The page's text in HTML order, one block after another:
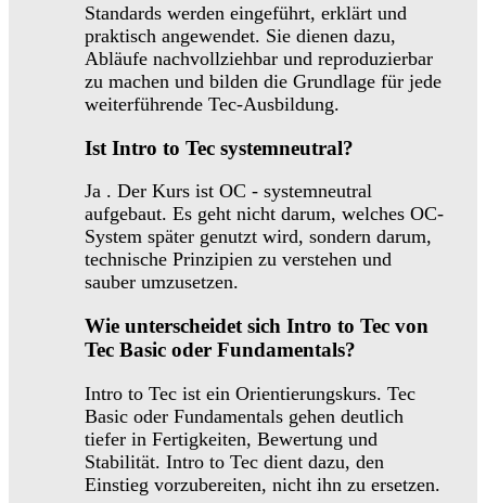
Standards werden eingeführt, erklärt und
praktisch angewendet. Sie dienen dazu,
Abläufe nachvollziehbar und reproduzierbar
zu machen und bilden die Grundlage für jede
weiterführende Tec-Ausbildung.
Ist Intro to Tec systemneutral?
Ja . Der Kurs ist OC - systemneutral
aufgebaut. Es geht nicht darum, welches OC-
System später genutzt wird, sondern darum,
technische Prinzipien zu verstehen und
sauber umzusetzen.
Wie unterscheidet sich Intro to Tec von
Tec Basic oder Fundamentals?
Intro to Tec ist ein Orientierungskurs. Tec
Basic oder Fundamentals gehen deutlich
tiefer in Fertigkeiten, Bewertung und
Stabilität. Intro to Tec dient dazu, den
Einstieg vorzubereiten, nicht ihn zu ersetzen.